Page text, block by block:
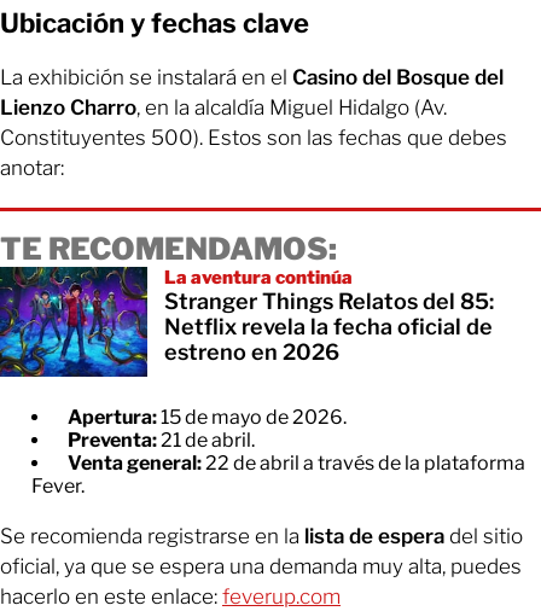
Ubicación y fechas clave
La exhibición se instalará en el Casino del Bosque del
Lienzo Charro, en la alcaldía Miguel Hidalgo (Av.
Constituyentes 500). Estos son las fechas que debes
anotar:
TE RECOMENDAMOS:
La aventura continúa
Stranger Things Relatos del 85:
Netflix revela la fecha oficial de
estreno en 2026
Apertura:15 de mayo de 2026.
Preventa:21 de abril.
Venta general:22 de abril a través de la plataforma
Fever.
Se recomienda registrarse en la lista de espera del sitio
oficial, ya que se espera una demanda muy alta, puedes
hacerlo en este enlace: feverup.com